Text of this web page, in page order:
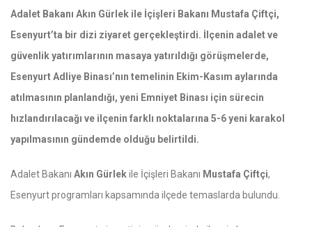
Adalet Bakanı Akın Gürlek ile İçişleri Bakanı Mustafa Çiftçi,
Esenyurt’ta bir dizi ziyaret gerçekleştirdi. İlçenin adalet ve
güvenlik yatırımlarının masaya yatırıldığı görüşmelerde,
Esenyurt Adliye Binası’nın temelinin Ekim-Kasım aylarında
atılmasının planlandığı, yeni Emniyet Binası için sürecin
hızlandırılacağı ve ilçenin farklı noktalarına 5-6 yeni karakol
yapılmasının gündemde olduğu belirtildi.
Adalet Bakanı Akın Gürlekile İçişleri Bakanı Mustafa Çiftçi,
Esenyurt programları kapsamında ilçede temaslarda bulundu.